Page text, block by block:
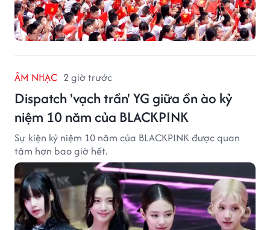
ÂM NHẠC 2 giờ trước
Dispatch 'vạch trần' YG giữa ồn ào kỷ
niệm 10 năm của BLACKPINK
Sự kiện kỷ niệm 10 năm của BLACKPINK được quan
tâm hơn bao giờ hết.